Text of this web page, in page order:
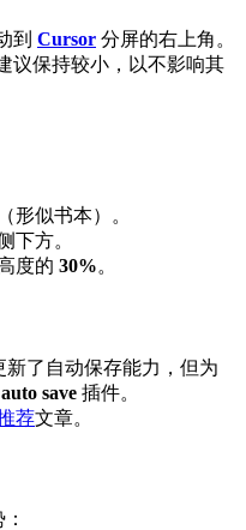
到 Cursor 分屏的右上角。
议保持较小，以不影响其
形似书本）。
下方。
度的 30%。
新了自动保存能力，但为
auto save 插件。
荐文章。